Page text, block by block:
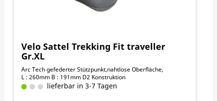
Velo Sattel Trekking Fit traveller
Gr.XL
Arc Tech gefederter Stützpunkt,nahtlose Oberfläche,
L : 260mm B : 191mm D2 Konstruktion
lieferbar in 3-7 Tagen